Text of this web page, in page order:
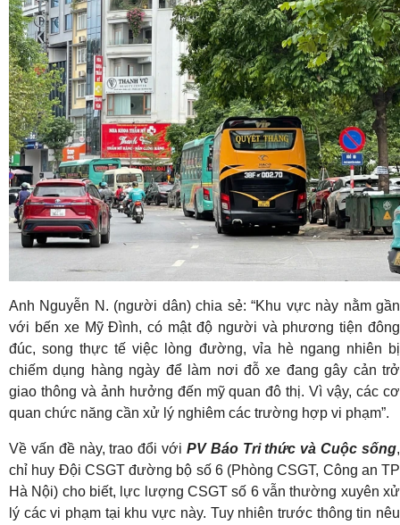
Anh Nguyễn N. (người dân) chia sẻ: “Khu vực này nằm gần
với bến xe Mỹ Đình, có mật độ người và phương tiện đông
đúc, song thực tế việc lòng đường, vỉa hè ngang nhiên bị
chiếm dụng hàng ngày để làm nơi đỗ xe đang gây cản trở
giao thông và ảnh hưởng đến mỹ quan đô thị. Vì vậy, các cơ
quan chức năng cần xử lý nghiêm các trường hợp vi phạm”.
Về vấn đề này, trao đổi với PV Báo Tri thức và Cuộc sống,
chỉ huy Đội CSGT đường bộ số 6 (Phòng CSGT, Công an TP
Hà Nội) cho biết, lực lượng CSGT số 6 vẫn thường xuyên xử
lý các vi phạm tại khu vực này. Tuy nhiên trước thông tin nêu